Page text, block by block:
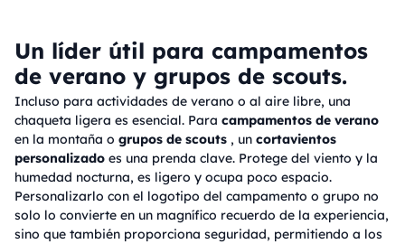
Un líder útil para campamentos
de verano y grupos de scouts.
Incluso para actividades de verano o al aire libre, una
chaqueta ligera es esencial. Para campamentos de verano
en la montaña o grupos de scouts , un cortavientos
personalizado es una prenda clave. Protege del viento y la
humedad nocturna, es ligero y ocupa poco espacio.
Personalizarlo con el logotipo del campamento o grupo no
solo lo convierte en un magnífico recuerdo de la experiencia,
sino que también proporciona seguridad, permitiendo a los